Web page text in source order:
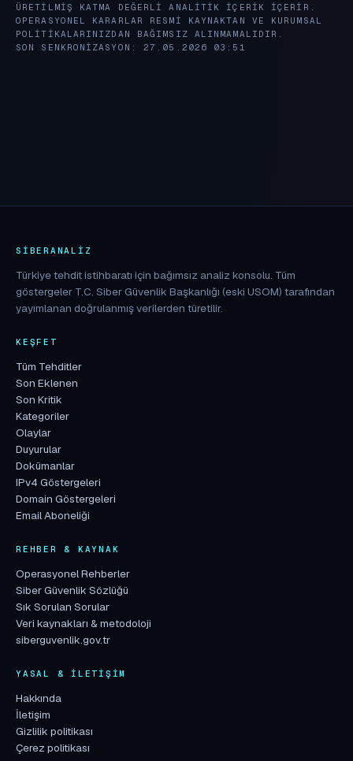
ÜRETILMIŞ KATMA DEĞERLI ANALITIK IÇERIK IÇERIR.
OPERASYONEL KARARLAR RESMI KAYNAKTAN VE KURUMSAL
POLITIKALARINIZDAN BAĞIMSIZ ALINMAMALIDIR.
SON SENKRONIZASYON: 27.05.2026 03:51
SIBERANALIZ
Türkiye tehdit istihbaratı için bağımsız analiz konsolu. Tüm
göstergeler T.C. Siber Güvenlik Başkanlığı (eski USOM) tarafından
yayımlanan doğrulanmış verilerden türetilir.
KEŞFET
Tüm Tehditler
Son Eklenen
Son Kritik
Kategoriler
Olaylar
Duyurular
Dokümanlar
IPv4 Göstergeleri
Domain Göstergeleri
Email Aboneliği
REHBER & KAYNAK
Operasyonel Rehberler
Siber Güvenlik Sözlüğü
Sık Sorulan Sorular
Veri kaynakları & metodoloji
siberguvenlik.gov.tr
YASAL & İLETIŞIM
Hakkında
İletişim
Gizlilik politikası
Çerez politikası